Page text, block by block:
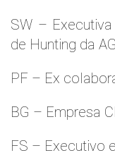
SW –
de Hunting da
PF – Ex
BG – Empresa
FS – Executivo